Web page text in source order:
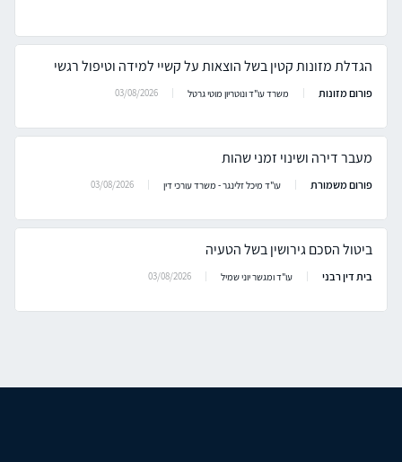
הגדלת מזונות קטין בשל הוצאות על קשיי למידה וטיפול רגשי
פורום מזונות משרד עו"ד ונוטריון מוטי גרטל 03/08/2026
מעבר דירה ושינוי זמני שהות
פורום משמורת עו"ד מיכל זלינגר - משרד עורכי דין 03/08/2026
ביטול הסכם גירושין בשל הטעיה
בית דין רבני עו"ד ומגשר יוני שמיל 03/08/2026